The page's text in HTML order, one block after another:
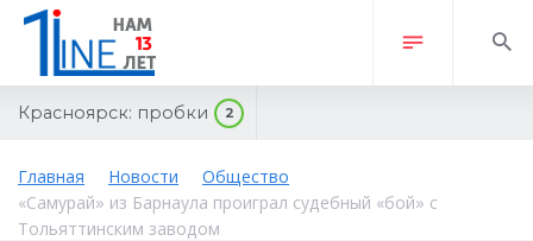
Красноярск: пробки 2
Главная Новости
Общество
«Самурай» из Барнаула проиграл судебный «бой» с
Тольяттинским заводом